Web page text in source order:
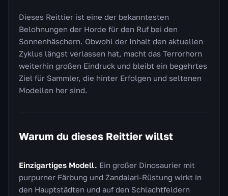
Dieses Reittier ist eine der bekanntesten
Belohnungen der Horde für den Ruf bei den
Sonnenhäschern. Obwohl der Inhalt den aktuellen
Zyklus längst verlassen hat, macht das Terrorhorn
weiterhin großen Eindruck und bleibt ein begehrtes
Ziel für Sammler, die hinter Erfolgen und seltenen
Modellen her sind.
Warum du dieses Reittier willst
Einzigartiges Modell. Ein großer Dinosaurier mit
purpurner Färbung und Zandalari-Rüstung wirkt in
den Hauptstädten und auf den Schlachtfeldern